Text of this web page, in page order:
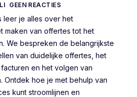
GEEN REACTIES
leer je alles over het
maken van offertes tot het
We bespreken de belangrijkste
van duidelijke offertes, het
en het volgen van
Ontdek hoe je met behulp van
kunt stroomlijnen en